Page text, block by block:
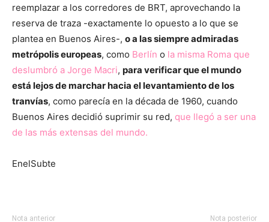
reemplazar a los corredores de BRT, aprovechando la
reserva de traza -exactamente lo opuesto a lo que se
plantea en Buenos Aires-, o a las siempre admiradas
metrópolis europeas, como Berlín o la misma Roma que
deslumbró a Jorge Macri, para verificar que el mundo
está lejos de marchar hacia el levantamiento de los
tranvías, como parecía en la década de 1960, cuando
Buenos Aires decidió suprimir su red, que llegó a ser una
de las más extensas del mundo.
EnelSubte
Nota anterior Nota posterior